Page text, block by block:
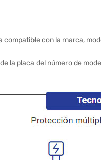
con la marca,
la placa del número de